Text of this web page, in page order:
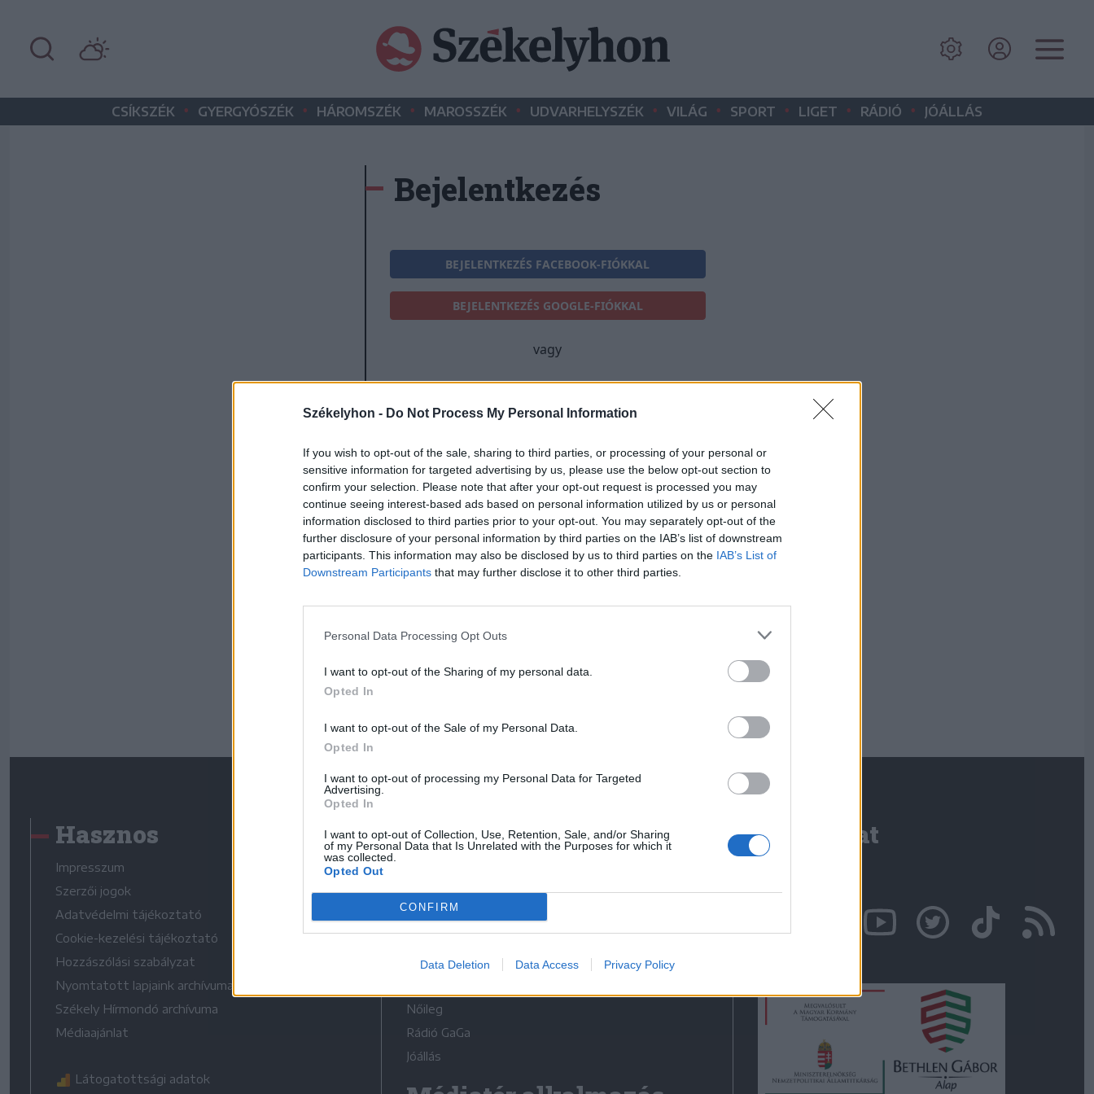
Székelyhon - Do Not Process My Personal Information
If you wish to opt-out of the sale, sharing to third parties, or processing of your personal or
sensitive information for targeted advertising by us, please use the below opt-out section to
confirm your selection. Please note that after your opt-out request is processed you may
continue seeing interest-based ads based on personal information utilized by us or personal
information disclosed to third parties prior to your opt-out. You may separately opt-out of the
further disclosure of your personal information by third parties on the IAB’s list of downstream
participants. This information may also be disclosed by us to third parties on the IAB’s List of
Downstream Participants that may further disclose it to other third parties.
Personal Data Processing Opt Outs
I want to opt-out of the Sharing of my personal data.
Opted In
I want to opt-out of the Sale of my Personal Data.
Opted In
I want to opt-out of processing my Personal Data for Targeted
Advertising.
Opted In
I want to opt-out of Collection, Use, Retention, Sale, and/or Sharing
of my Personal Data that Is Unrelated with the Purposes for which it
was collected.
Opted Out
CONFIRM
Data Deletion Data Access Privacy Policy
CSÍKSZÉK • GYERGYÓSZÉK • HÁROMSZÉK • MAROSSZÉK • UDVARHELYSZÉK • VILÁG • SPORT • LIGET • RÁDIÓ • JÓÁLLÁS
Bejelentkezés
BEJELENTKEZÉS FACEBOOK-FIÓKKAL
BEJELENTKEZÉS GOOGLE-FIÓKKAL
vagy
E-mail-cím
Jelszó
Elfelejtette a jelszavát?
BEJELENTKEZÉS
Hasznos
Impresszum
Szerzői jogok
Adatvédelmi tájékoztató
Cookie-kezelési tájékoztató
Hozzászólási szabályzat
Nyomtatott lapjaink archívuma
Székely Hírmondó archívuma
Médiaajánlat
Látogatottsági adatok
Médiatér
Liget
Krónika
Bihari Napló
Erdélyi Napló
Nőileg
Rádió GaGa
Jóállás
Kapcsolat